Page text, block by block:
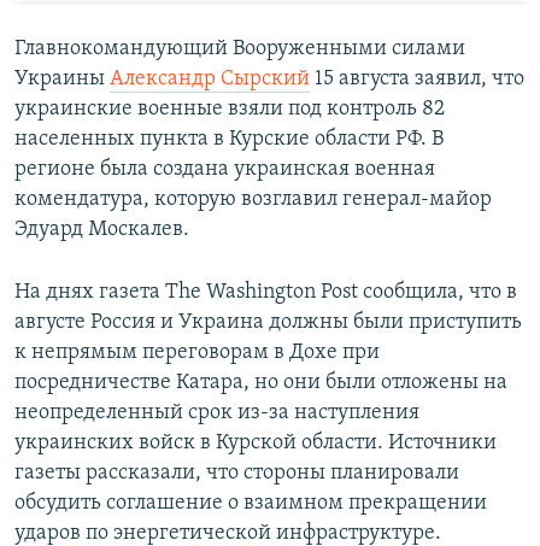
Главнокомандующий Вооруженными силами
Украины Александр Сырский 15 августа заявил, что
украинские военные взяли под контроль 82
населенных пункта в Курские области РФ. В
регионе была создана украинская военная
комендатура, которую возглавил генерал-майор
Эдуард Москалев.
На днях газета The Washington Post сообщила, что в
августе Россия и Украина должны были приступить
к непрямым переговорам в Дохе при
посредничестве Катара, но они были отложены на
неопределенный срок из-за наступления
украинских войск в Курской области. Источники
газеты рассказали, что стороны планировали
обсудить соглашение о взаимном прекращении
ударов по энергетической инфраструктуре.